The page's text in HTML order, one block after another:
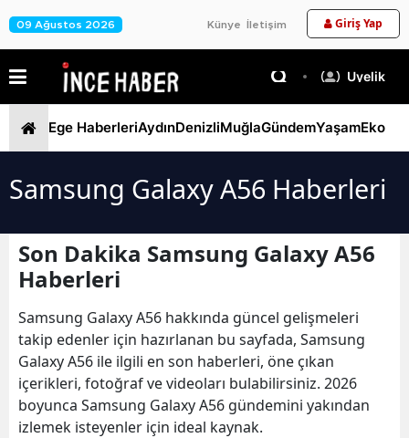
09 Ağustos 2026 Künye İletişim Giriş Yap
Üyelik
Ege HaberleriAydınDenizliMuğlaGündemYaşam
Samsung Galaxy A56 Haberleri
Son Dakika Samsung Galaxy A56
Haberleri
Samsung Galaxy A56 hakkında güncel gelişmeleri
takip edenler için hazırlanan bu sayfada, Samsung
Galaxy A56 ile ilgili en son haberleri, öne çıkan
içerikleri, fotoğraf ve videoları bulabilirsiniz. 2026
boyunca Samsung Galaxy A56 gündemini yakından
izlemek isteyenler için ideal kaynak.